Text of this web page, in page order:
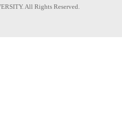
All Rights Reserved.